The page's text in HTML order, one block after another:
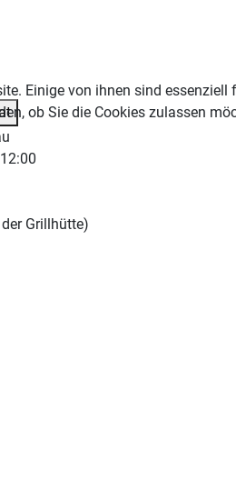
Grillhütte)
Einige von ihnen sind
ob Sie die Cookies zulassen